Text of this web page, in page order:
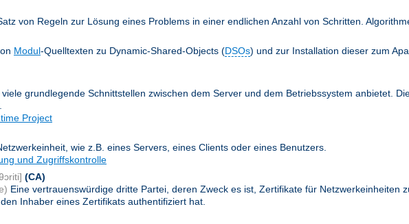
von Regeln zur Lösung eines Problems in einer endlichen Anzahl von Schritten.
Modul-Quelltexten zu Dynamic-Shared-Objects (DSOs) und zur Installation dieser zum
grundlegende Schnittstellen zwischen dem Server und dem Betriebssystem anbietet.
Project
wie z.B. eines Servers, eines Clients oder eines Benutzers.
und Zugriffskontrolle
(CA)
Eine vertrauenswürdige dritte Partei, deren Zweck es ist, Zertifikate für Netzwerkeinheiten
Inhaber eines Zertifikats authentifiziert hat.